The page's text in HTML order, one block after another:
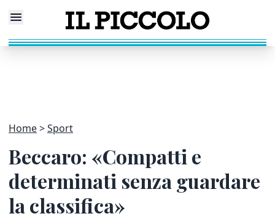
Home Sport
Beccaro: «Compatti e
determinati senza guardare
la classifica»